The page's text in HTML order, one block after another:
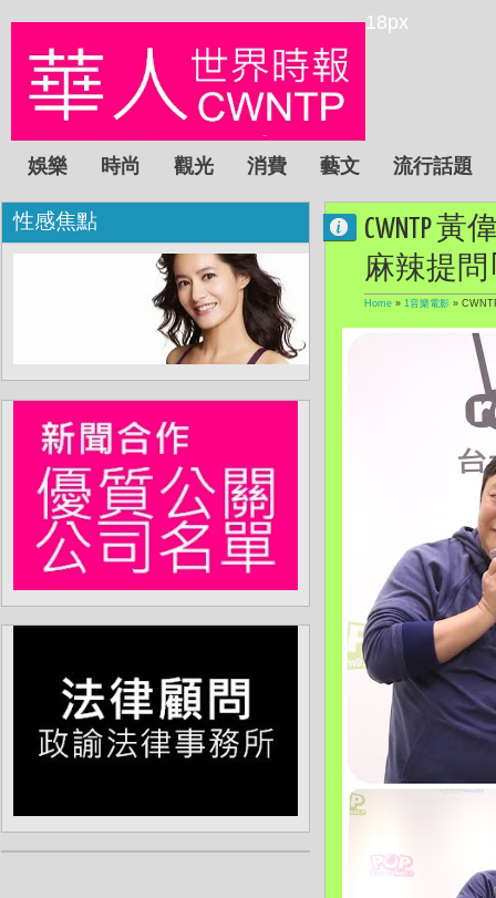
18px
娛樂 時尚 觀光 消費 藝文 流行話題
CWNTP
麻辣提
Home » 1音樂電影 »
性感焦點